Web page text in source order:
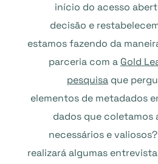
início do acesso
decisão e
estamos fazendo da
parceria com a Gold
pesquisa que
elementos de metadados
dados que coletamos
necessários e
realizará algumas